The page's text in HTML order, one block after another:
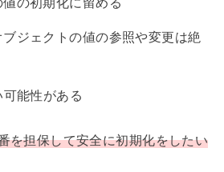
ジェクトの値の参照や変更は絶
能性がある
を担保して安全に初期化をしたい